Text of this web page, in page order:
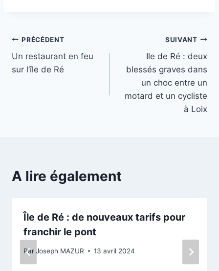
Navigation
de
PRÉCÉDENT
Un restaurant en feu
sur l’île de Ré
SUIVANT
Ile de Ré : deux
blessés graves dans
un choc entre un
motard et un cycliste
à Loix
A lire également
Île de Ré : de nouveaux tarifs pour
franchir le pont
ParJoseph MAZUR 13 avril 2024